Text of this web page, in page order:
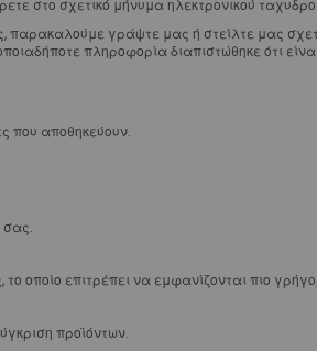
& Hooks
στο σχετικό μήνυμα ηλεκτρονικού
παρακαλούμε γράψτε μας ή στείλτε μας
πληροφορία διαπιστώθηκε ότι
που αποθηκεύουν.
σας.
το οποίο επιτρέπει να εμφανίζονται πιο
προϊόντων.